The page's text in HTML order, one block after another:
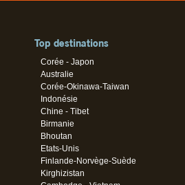
Top destinations
Corée - Japon
Australie
Corée-Okinawa-Taiwan
Indonésie
Chine - Tibet
Birmanie
Bhoutan
Etats-Unis
Finlande-Norvège-Suède
Kirghizistan